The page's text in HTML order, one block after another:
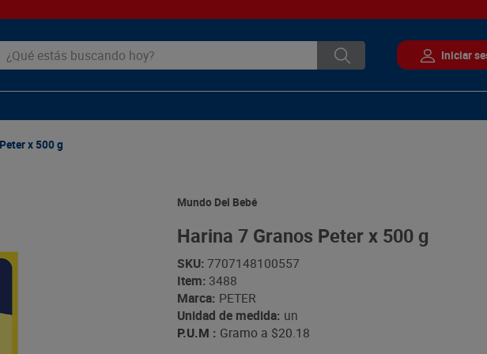
estás buscando hoy?
x 500 g
Mundo Del Bebé
Harina 7 Granos Peter x 500 g
SKU: 7707148100557
Item: 3488
Marca: PETER
Unidad de medida: un
P.U.M : Gramo a $20.18